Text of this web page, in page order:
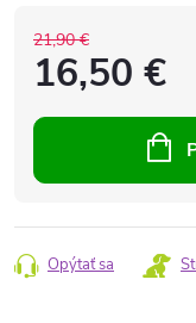
21,90 €
16,50 €
Opýtať sa